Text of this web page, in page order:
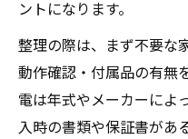
ントになります。
整理の際は、まず不要な
動作確認・付属品の有無
電は年式やメーカーによ
入時の書類や保証書があ